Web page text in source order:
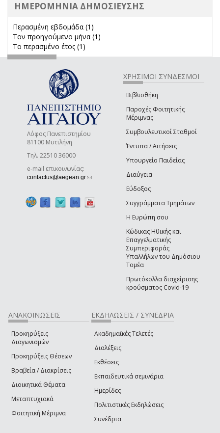
ΗΜΕΡΟΜΗΝΙΑ ΔΗΜΟΣΙΕΥΣΗΣ
Περασμένη εβδομάδα (1)
Τον προηγούμενο μήνα (1)
Το περασμένο έτος (1)
Λόφος Πανεπιστημίου
81100 Μυτιλήνη
Τηλ. 22510 36000
e-mail επικοινωνίας:
contactus@aegean.gr(link sends e-mail)
ΧΡΗΣΙΜΟΙ ΣΥΝΔΕΣΜΟΙ
Βιβλιοθήκη
Παροχές Φοιτητικής
Μέριμνας
Συμβουλευτικοί Σταθμοί
Έντυπα / Αιτήσεις
Υπουργείο Παιδείας
Διαύγεια
Εύδοξος
Συγγράμματα Τμημάτων
Η Ευρώπη σου
Κώδικας Ηθικής και
Επαγγελματικής
Συμπεριφοράς
Υπαλλήλων του Δημόσιου
Τομέα
Πρωτόκολλα διαχείρισης
κρούσματος Covid-19
ΑΝΑΚΟΙΝΩΣΕΙΣ
Προκηρύξεις
Διαγωνισμών
Προκηρύξεις Θέσεων
Βραβεία / Διακρίσεις
Διοικητικά Θέματα
Μεταπτυχιακά
Φοιτητική Μέριμνα
ΕΚΔΗΛΩΣΕΙΣ / ΣΥΝΕΔΡΙΑ
Ακαδημαϊκές Τελετές
Διαλέξεις
Εκθέσεις
Εκπαιδευτικά σεμινάρια
Ημερίδες
Πολιτιστικές Εκδηλώσεις
Συνέδρια